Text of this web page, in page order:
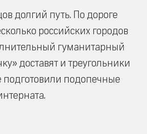
долгий путь. По дороге
российских городов
гуманитарный
доставят и треугольники
подготовили подопечные